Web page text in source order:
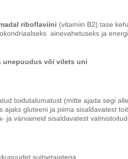
riboflaviini (vitamiin B2) tase
ainevahetuseks ja
unepuudus või vilets uni
toidutalumatust (mitte ajada segi
ajaks gluteeni ja piima sisaldavatest
ja värvaineid sisaldavatest
suitsetajatega